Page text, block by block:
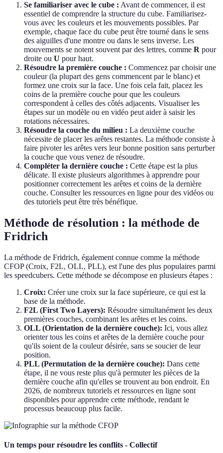
Se familiariser avec le cube : Avant de commencer, il est
essentiel de comprendre la structure du cube. Familiarisez-
vous avec les couleurs et les mouvements possibles. Par
exemple, chaque face du cube peut être tourné dans le sens
des aiguilles d'une montre ou dans le sens inverse. Les
mouvements se notent souvent par des lettres, comme R pour
droite ou U pour haut.
Résoudre la première couche : Commencez par choisir une
couleur (la plupart des gens commencent par le blanc) et
formez une croix sur la face. Une fois cela fait, placez les
coins de la première couche pour que les couleurs
correspondent à celles des côtés adjacents. Visualiser les
étapes sur un modèle ou en vidéo peut aider à saisir les
rotations nécessaires.
Résoudre la couche du milieu : La deuxième couche
nécessite de placer les arêtes restantes. La méthode consiste à
faire pivoter les arêtes vers leur bonne position sans perturber
la couche que vous venez de résoudre.
Compléter la dernière couche : Cette étape est la plus
délicate. Il existe plusieurs algorithmes à apprendre pour
positionner correctement les arêtes et coins de la dernière
couche. Consulter les ressources en ligne pour des vidéos ou
des tutoriels peut être très bénéfique.
Méthode de résolution : la méthode de
Fridrich
La méthode de Fridrich, également connue comme la méthode
CFOP (Croix, F2L, OLL, PLL), est l'une des plus populaires parmi
les speedcubers. Cette méthode se décompose en plusieurs étapes :
Croix: Créer une croix sur la face supérieure, ce qui est la
base de la méthode.
F2L (First Two Layers): Résoudre simultanément les deux
premières couches, combinant les arêtes et les coins.
OLL (Orientation de la dernière couche): Ici, vous allez
orienter tous les coins et arêtes de la dernière couche pour
qu'ils soient de la couleur désirée, sans se soucier de leur
position.
PLL (Permutation de la dernière couche): Dans cette
étape, il ne vous reste plus qu'à permuter les pièces de la
dernière couche afin qu'elles se trouvent au bon endroit. En
2026, de nombreux tutoriels et ressources en ligne sont
disponibles pour apprendre cette méthode, rendant le
processus beaucoup plus facile.
Un temps pour résoudre les conflits - Collectif